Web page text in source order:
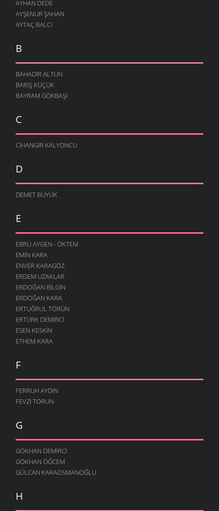
AYHAN DEDE
AYŞENUR ŞAHAN
AYTAÇ BALCI
B
BAHADIR ALTUN
BARIŞ KÜÇÜK
BAYRAM GÖKBAŞI
C
CIHANGIR KALYONCU
D
DEMET BÜYÜK
E
EBRU AYGEN - ÖKTEM
EMIN KARA
ENVER KARAGÖZ
ERDEM UZAKLAR
ERDOĞAN BILGIN
ERDOĞAN KARA
ERTUĞRUL TÖRÜN
ERTÜRK DEMIRCI
ESEN KESKIN
ETHEM KARA
F
FERRUH AYDIN
FEVZI TORUN
G
GÖKHAN DEMIRCI
GÖKHAN ÖĞCEM
GÜLCAN KARAOSMANOĞLU
H